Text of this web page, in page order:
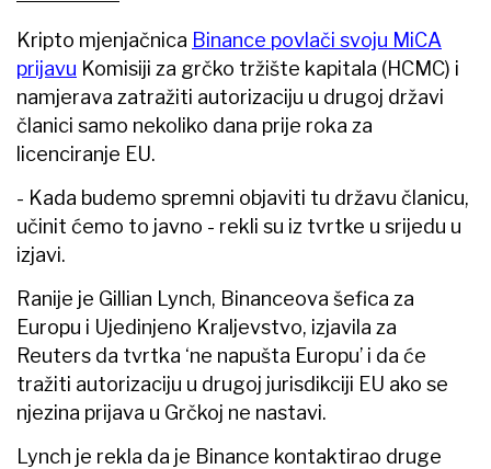
Kripto mjenjačnica Binance povlači svoju MiCA
prijavu Komisiji za grčko tržište kapitala (HCMC) i
namjerava zatražiti autorizaciju u drugoj državi
članici samo nekoliko dana prije roka za
licenciranje EU.
- Kada budemo spremni objaviti tu državu članicu,
učinit ćemo to javno - rekli su iz tvrtke u srijedu u
izjavi.
Ranije je Gillian Lynch, Binanceova šefica za
Europu i Ujedinjeno Kraljevstvo, izjavila za
Reuters da tvrtka ‘ne napušta Europu’ i da će
tražiti autorizaciju u drugoj jurisdikciji EU ako se
njezina prijava u Grčkoj ne nastavi.
Lynch je rekla da je Binance kontaktirao druge